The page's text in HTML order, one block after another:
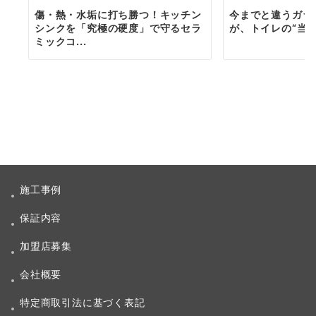
傷・熱・水垢に打ち勝つ！キッチン
シンクを「究極の硬度」で守るセラ
ミックコ...
今までと違うガ
が、トイレの“当
施工事例
保証内容
加盟店募集
会社概要
特定商取引法に基づく表記